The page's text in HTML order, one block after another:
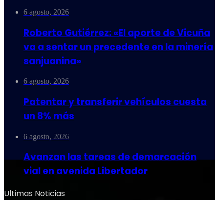
6 agosto, 2026
Roberto Gutiérrez: «El aporte de Vicuña
va a sentar un precedente en la minería
sanjuanina»
6 agosto, 2026
Patentar y transferir vehículos cuesta
un 8% más
6 agosto, 2026
Avanzan las tareas de demarcación
vial en avenida Libertador
Ultimas Noticias